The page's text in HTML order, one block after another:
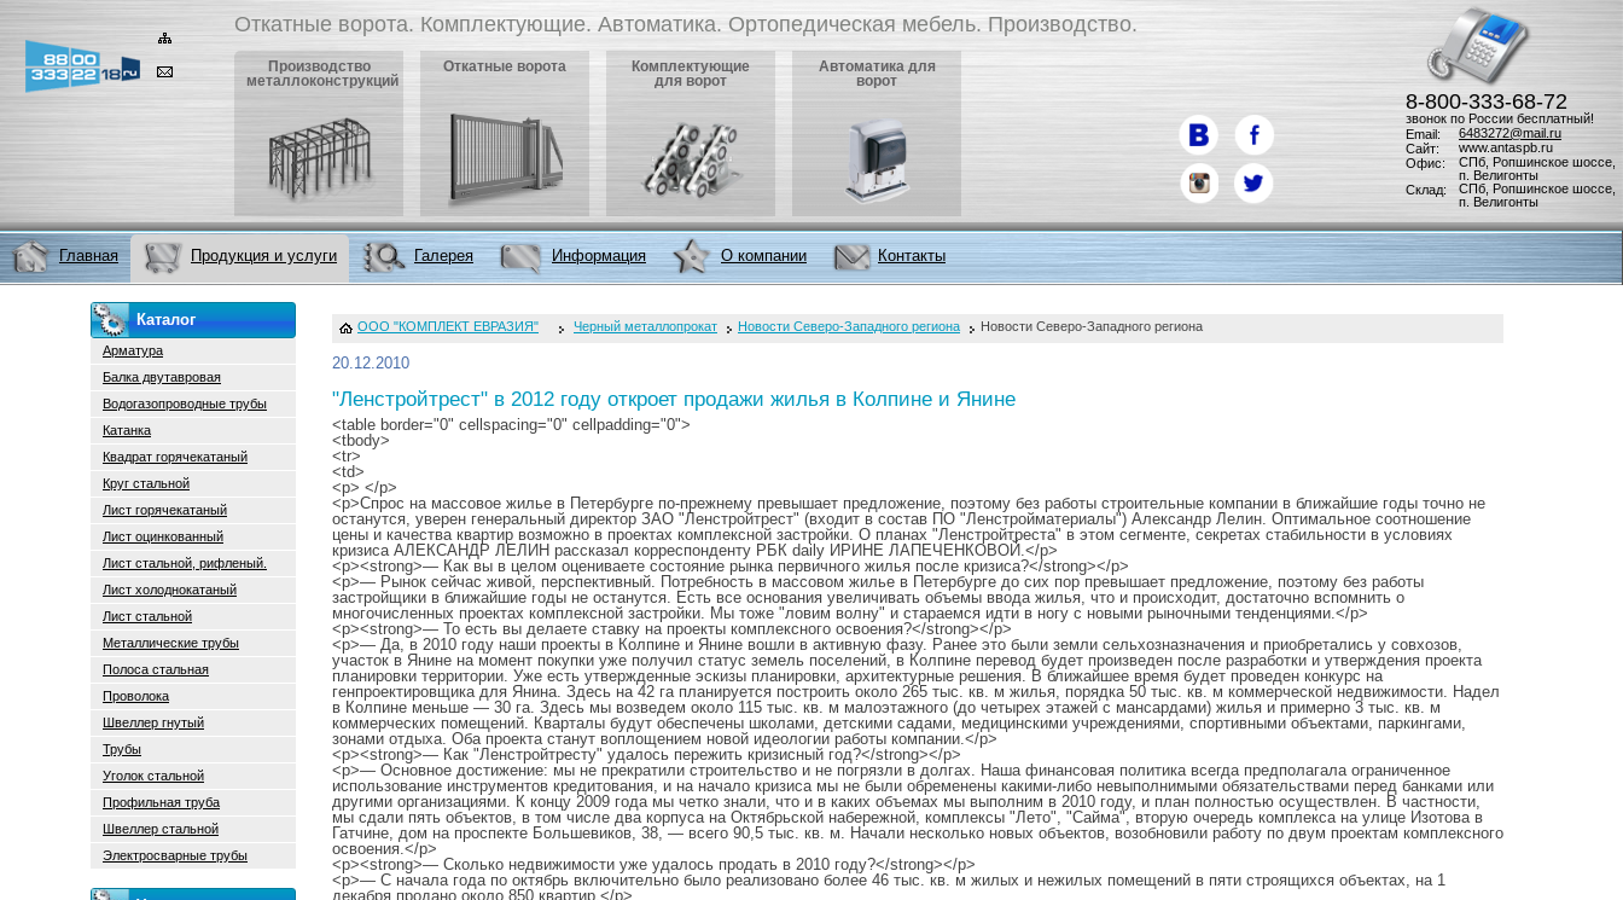
Откатные ворота. Комплектующие. Автоматика. Ортопедическая мебель. Производство.
Производство
металлоконструкций
Откатные ворота
Комплектующие
для ворот
Автоматика для
ворот
8-800-333-68-72
звонок по России бесплатный!
Email:
6483272@mail.ru
Сайт:
www.antaspb.ru
Офис:
СПб, Ропшинское шоссе,
п. Велигонты
Склад:
СПб, Ропшинское шоссе,
п. Велигонты
Главная Продукция и услуги Галерея Информация О компании Контакты
ООО "КОМПЛЕКТ ЕВРАЗИЯ" Черный металлопрокат Новости Северо-Западного региона Новости Северо-Западного региона
20.12.2010
"Ленстройтрест" в 2012 году откроет продажи жилья в Колпине и Янине
<table border="0" cellspacing="0" cellpadding="0">
<tbody>
<tr>
<td>
<p> </p>
<p>Спрос на массовое жилье в Петербурге по-прежнему превышает предложение, поэтому без работы строительные компании в ближайшие годы точно не
останутся, уверен генеральный директор ЗАО "Лен­стройтрест" (входит в состав ПО "Лен­стройматериалы") Александр Лелин. Оптимальное соотношение
цены и качества квартир возможно в проектах комплек­сной застройки. О планах "Ленстройтреста" в этом сегменте, секретах стабильности в условиях
кризиса АЛЕКСАНДР ЛЕЛИН рассказал корреспонденту РБК daily ИРИНЕ ЛАПЕЧЕНКОВОЙ.</p>
<p><strong>— Как вы в целом оцениваете состояние рынка первичного жилья после кризиса?</strong></p>
<p>— Рынок сейчас живой, перспективный. Потребность в массовом жилье в Петербурге до сих пор превышает предложение, поэтому без работы
застройщики в ближайшие годы не останутся. Есть все основания увеличивать объемы ввода жилья, что и происходит, достаточно вспомнить о
многочисленных проектах комплексной застройки. Мы тоже "ловим волну" и стараемся идти в ногу с новыми рыночными тенденциями.</p>
<p><strong>— То есть вы делаете ставку на проекты комплексного освоения?</strong></p>
<p>— Да, в 2010 году наши проекты в Колпине и Янине вошли в активную фазу. Ранее это были земли сельхозназначения и приобретались у совхозов,
участок в Янине на момент покупки уже получил статус земель поселений, в Колпине перевод будет произведен после разработки и утверждения проекта
планировки территории. Уже есть утвержденные эскизы планировки, архитектурные решения. В ближайшее время будет проведен конкурс на
генпроектировщика для Янина. Здесь на 42 га планируется построить около 265 тыс. кв. м жилья, порядка 50 тыс. кв. м коммерческой недвижимости. Надел
в Колпине меньше — 30 га. Здесь мы возведем около 115 тыс. кв. м малоэтажного (до четырех этажей с мансардами) жилья и примерно 3 тыс. кв. м
коммерческих помещений. Кварталы будут обеспечены школами, детскими садами, медицинскими учреждениями, спортивными объектами, паркингами,
зонами отдыха. Оба проекта станут воплощением новой идеологии работы компании.</p>
<p><strong>— Как "Ленстройтресту" удалось пережить кризисный год?</strong></p>
<p>— Основное достижение: мы не прекратили строительство и не погрязли в долгах. Наша финансовая политика всегда предполагала ограниченное
использование инструментов кредитования, и на начало кризиса мы не были обременены какими-либо невыполнимыми обязательствами перед банками или
другими организациями. К концу 2009 года мы четко знали, что и в каких объемах мы выполним в 2010 году, и план полностью осуществлен. В частности,
мы сдали пять объектов, в том числе два корпуса на Октябрьской набережной, комплексы "Лето", "Сайма", вторую очередь комплекса на улице Изотова в
Гатчине, дом на проспекте Большевиков, 38, — всего 90,5 тыс. кв. м. Начали несколько новых объектов, возобновили работу по двум проектам комплексного
освоения.</p>
<p><strong>— Сколько недвижимости уже удалось продать в 2010 году?</strong></p>
<p>— С начала года по октябрь включительно было реализовано более 46 тыс. кв. м жилых и нежилых помещений в пяти строящихся объектах, на 1
декабря продано около 850 квартир.</p>
Каталог
Арматура
Балка двутавровая
Водогазопроводные трубы
Катанка
Квадрат горячекатаный
Круг стальной
Лист горячекатаный
Лист оцинкованный
Лист стальной, рифленый.
Лист холоднокатаный
Лист стальной
Металлические трубы
Полоса стальная
Проволока
Швеллер гнутый
Трубы
Уголок стальной
Профильная труба
Швеллер стальной
Электросварные трубы